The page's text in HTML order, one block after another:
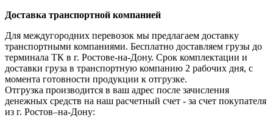
Доставка транспортной компанией
Для междугородних перевозок мы предлагаем доставку
транспортными компаниями. Бесплатно доставляем грузы до
терминала ТК в г. Ростове-на-Дону. Срок комплектации и
доставки груза в транспортную компанию 2 рабочих дня, с
момента готовности продукции к отгрузке.
Отгрузка производится в ваш адрес после зачисления
денежных средств на наш расчетный счет - за счет покупателя
из г. Ростов–на-Дону: